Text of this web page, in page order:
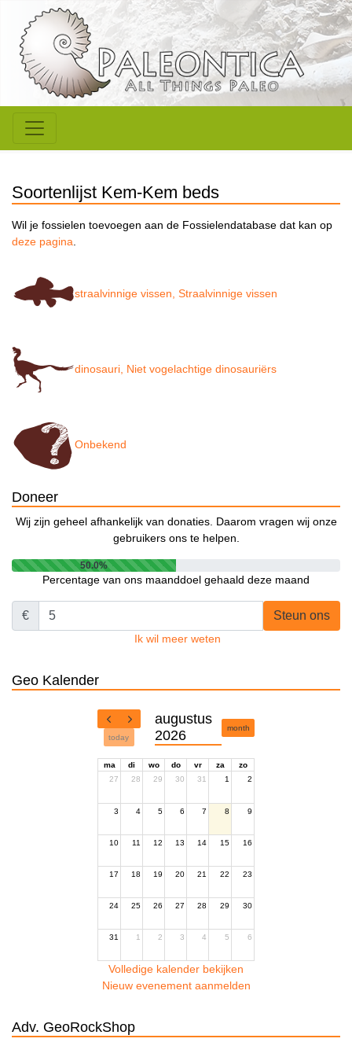
Soortenlijst Kem-Kem beds
Wil je fossielen toevoegen aan de Fossielendatabase dat kan op
deze pagina.
straalvinnige vissen, Straalvinnige vissen
dinosauri, Niet vogelachtige dinosauriërs
Onbekend
Doneer
Wij zijn geheel afhankelijk van donaties. Daarom vragen wij onze
gebruikers ons te helpen.
50.0%
Percentage van ons maanddoel gehaald deze maand
€ Steun ons
Ik wil meer weten
Geo Kalender
today
augustus
2026
month
ma di wo do vr za
zo
27
28 29 30 31 1 2
3 4 5 6 7 8 9
10 11 12 13 14 15 16
17 18 19 20 21 22 23
24 25 26 27 28 29 30
31 1 2 3 4 5 6
Volledige kalender bekijken
Nieuw evenement aanmelden
Adv. GeoRockShop